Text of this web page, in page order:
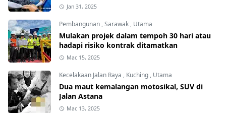
Jan 31, 2025
Pembangunan ,Sarawak , Utama
Mulakan projek dalam tempoh 30 hari atau
hadapi risiko kontrak ditamatkan
Mac 15, 2025
Kecelakaan Jalan Raya , Kuching , Utama
Dua maut kemalangan motosikal, SUV di
Jalan Astana
Mac 13, 2025